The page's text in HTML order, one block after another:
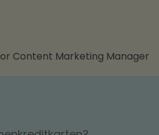
Content Marketing Manager